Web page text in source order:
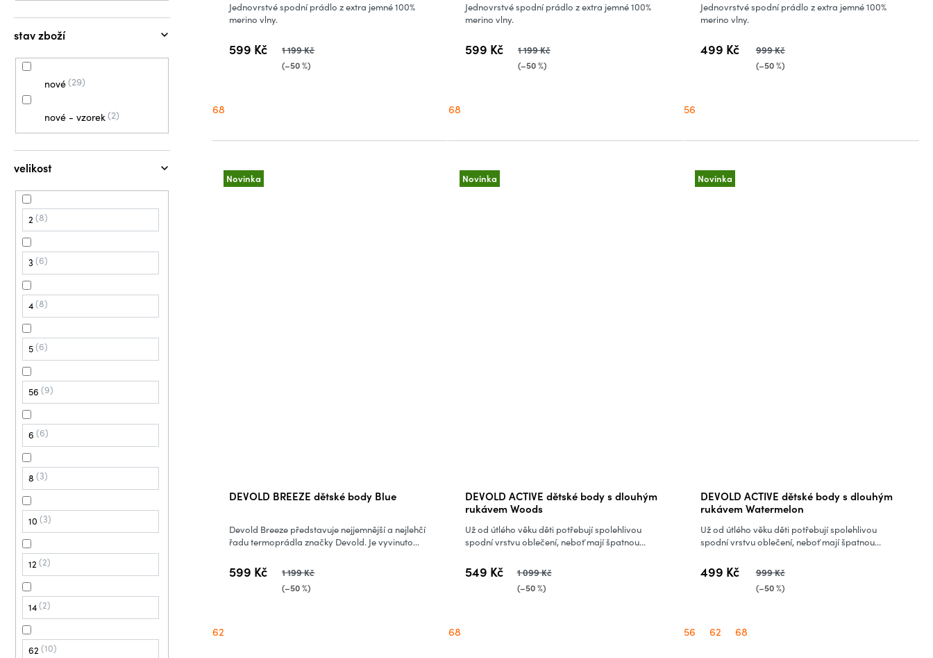
stav zboží
nové 29
nové - vzorek 2
velikost
2 8
3 6
4 8
5 6
56 9
6 6
8 3
10 3
12 2
14 2
62 10
599 Kč 1 199 Kč
(–50 %)
Jednovrstvé spodní prádlo z extra jemné 100%
merino vlny.
68
599 Kč 1 199 Kč
(–50 %)
Jednovrstvé spodní prádlo z extra jemné 100%
merino vlny.
68
499 Kč 999 Kč
(–50 %)
Jednovrstvé spodní prádlo z extra jemné 100%
merino vlny.
56
Novinka
DEVOLD BREEZE dětské body Blue
599 Kč 1 199 Kč
(–50 %)
Devold Breeze představuje nejjemnější a nejlehčí
řadu termoprádla značky Devold. Je vyvinuto...
62
Novinka
DEVOLD ACTIVE dětské body s dlouhým
rukávem Woods
549 Kč 1 099 Kč
(–50 %)
Už od útlého věku děti potřebují spolehlivou
spodní vrstvu oblečení, neboť mají špatnou...
68
Novinka
DEVOLD ACTIVE dětské body s dlouhým
rukávem Watermelon
499 Kč 999 Kč
(–50 %)
Už od útlého věku děti potřebují spolehlivou
spodní vrstvu oblečení, neboť mají špatnou...
56 62 68